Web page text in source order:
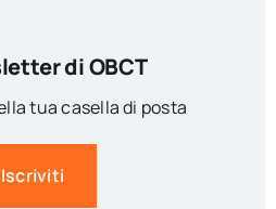
di OBCT
tua casella di posta
Iscriviti